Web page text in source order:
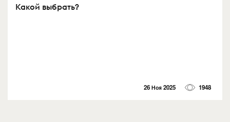
Какой выбрать?
26 Ноя 2025 1948